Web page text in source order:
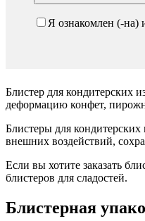
Я ознакомлен (-на)
Блистер для кондитерских
деформацию конфет,
Блистеры для
внешних воздействий,
Если вы хотите заказать
блистеров для сладостей.
Блистерная